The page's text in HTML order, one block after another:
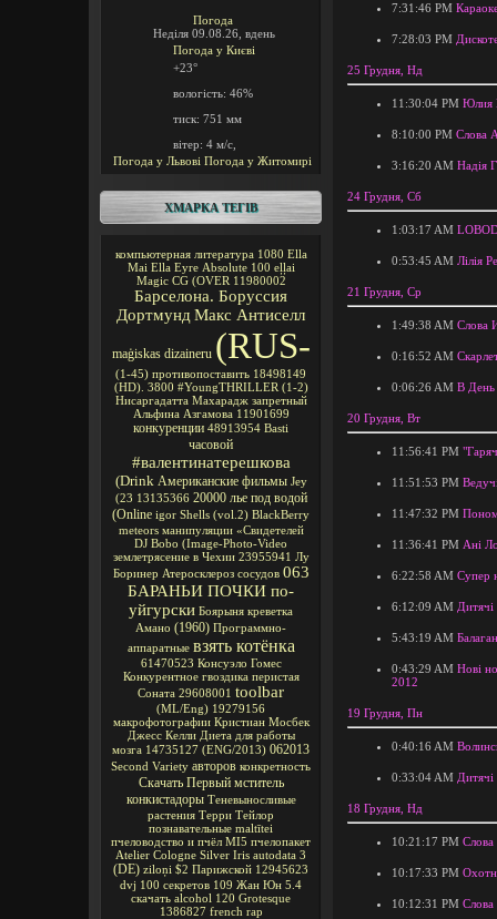
Погода
Неділя 09.08.26, вдень
Погода у Києві
+23°
вологість: 46%
тиск: 751 мм
вітер: 4 м/с,
Погода у Львові Погода у Житомирі
ХМАРКА ТЕГІВ
компьютерная литература 1080 Ella
Mai Ella Eyre Absolute 100 eļļai
Magic CG (OVER 11980002
Барселона. Боруссия
Дортмунд Макс Антиселл
maģiskas dizaineru (RUS-
(1-45) противопоставить 18498149
(HD). 3800 #YoungTHRILLER (1-2)
Нисаргадатта Махарадж запретный
Альфина Азгамова 11901699
конкуренции 48913954 Basti
часовой
#валентинатерешкова
(Drink Американские фильмы Jey
(23 13135366 20000 лье под водой
(Online igor Shells (vol.2) BlackBerry
meteors манипуляции «Свидетелей
DJ Bobo (Image-Photo-Video
землетрясение в Чехии 23955941 Лу
Боринер Атеросклероз сосудов 063
БАРАНЬИ ПОЧКИ по-
уйгурски Боярыня креветка
Амано (1960) Программно-
аппаратные взять котёнка
61470523 Консуэло Гомес
Конкурентное гвоздика перистая
Соната 29608001 toolbar
(ML/Eng) 19279156
макрофотографии Кристиан Мосбек
Джесс Келли Диета для работы
мозга 14735127 (ENG/2013) 062013
Second Variety авторов конкретность
Скачать Первый мститель
конкистадоры Теневыносливые
растения Терри Тейлор
познавательные maltītei
пчеловодство и пчёл MI5 пчелопакет
Atelier Cologne Silver Iris autodata 3
(DE) ziloņi $2 Парижской 12945623
dvj 100 секретов 109 Жан Юн 5.4
скачать alcohol 120 Grotesque
1386827 french rap
7:31:46 PM
7:28:03 PM
25 Грудня, Нд
11:30:04 PM Юлия
8:10:00 PM Слова
3:16:20 AM Надія
24 Грудня, Сб
1:03:17 AM
0:53:45 AM Лілія
21 Грудня, Ср
1:49:38 AM Слова
0:16:52 AM
0:06:26 AM В День
20 Грудня, Вт
11:56:41 PM
11:51:53 PM
11:47:32 PM
11:36:41 PM Ані
6:22:58 AM Супер
6:12:09 AM
5:43:19 AM
0:43:29 AM Нові
2012
19 Грудня, Пн
0:40:16 AM
0:33:04 AM Дитячі
18 Грудня, Нд
10:21:17 PM
10:17:33 PM
10:12:31 PM